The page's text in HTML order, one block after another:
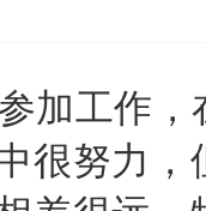
加工作，
很努力，